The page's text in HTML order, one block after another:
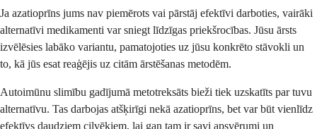
Ja azatioprīns jums nav piemērots vai pārstāj efektīvi darboties, vairāki
alternatīvi medikamenti var sniegt līdzīgas priekšrocības. Jūsu ārsts
izvēlēsies labāko variantu, pamatojoties uz jūsu konkrēto stāvokli un
to, kā jūs esat reaģējis uz citām ārstēšanas metodēm.
Autoimūnu slimību gadījumā metotreksāts bieži tiek uzskatīts par tuvu
alternatīvu. Tas darbojas atšķirīgi nekā azatioprīns, bet var būt vienlīdz
efektīvs daudziem cilvēkiem, lai gan tam ir savi apsvērumi un